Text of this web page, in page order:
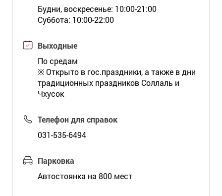
Будни, воскресенье: 10:00-21:00
Суббота: 10:00-22:00
Выходные
По средам
※ Открыто в гос.праздники, а также в дни
традиционных праздников Соллаль и
Чхусок
Телефон для справок
031-535-6494
Парковка
Автостоянка на 800 мест